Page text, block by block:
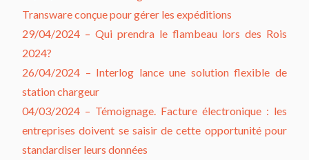
Transware conçue pour gérer les expéditions
29/04/2024 – Qui prendra le flambeau lors des Rois
2024?
26/04/2024 – Interlog lance une solution flexible de
station chargeur
04/03/2024 – Témoignage. Facture électronique : les
entreprises doivent se saisir de cette opportunité pour
standardiser leurs données